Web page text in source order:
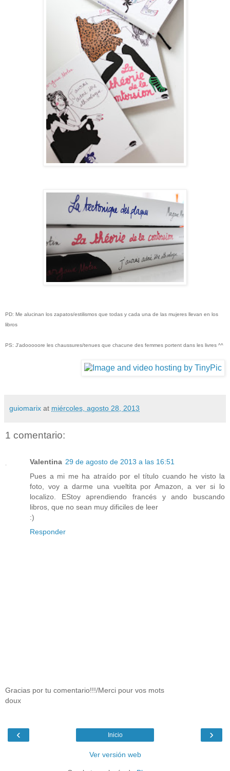
PD: Me alucinan los zapatos/estilismos que todas y cada una de las mujeres llevan en los
libros
PS: J'adooooore les chaussures/tenues que chacune des femmes portent dans les livres ^^
guiomarix at miércoles, agosto 28, 2013
1 comentario:
Valentina 29 de agosto de 2013 a las 16:51
Pues a mi me ha atraído por el título cuando he visto la
foto, voy a darme una vueltita por Amazon, a ver si lo
localizo. EStoy aprendiendo francés y ando buscando
libros, que no sean muy dificiles de leer
:)
Responder
Gracias por tu comentario!!!/Merci pour vos mots
doux
‹ ›
Inicio
Ver versión web